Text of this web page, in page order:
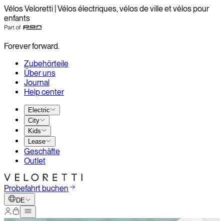
Vélos Veloretti | Vélos électriques, vélos de ville et vélos pour
enfants
Forever forward.
Zubehörteile
Über uns
Journal
Help center
Electric
City
Kids
Lease
Geschäfte
Outlet
Probefahrt buchen
DE